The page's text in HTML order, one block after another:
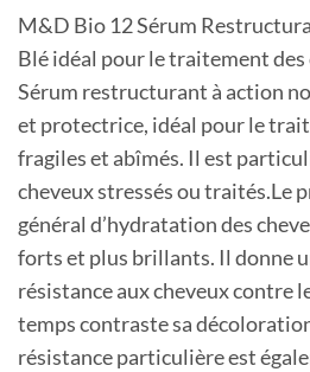
M&D Bio 12 Sérum
Blé idéal pour le traitement des
Sérum restructurant à action
et protectrice, idéal pour le
fragiles et abîmés. Il est
cheveux stressés ou traités.Le
général d’hydratation des
forts et plus brillants. Il donne
résistance aux cheveux contre
temps contraste sa
résistance particulière est